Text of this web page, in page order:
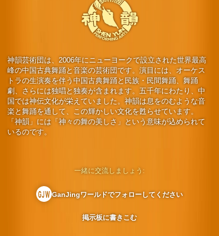
神韻芸術団は、2006年にニューヨークで設立された世界最高
峰の中国古典舞踊と音楽の芸術団です。演目には、オーケス
トラの生演奏を伴う中国古典舞踊と民族・民間舞踊、舞踊
劇、さらには独唱と独奏が含まれます。五千年にわたり、中
国では神伝文化が栄えていました。神韻は息をのむような音
楽と舞踊を通して、この輝かしい文化を甦らせています。
「神韻」には「神々の舞の美しさ」という意味が込められて
いるのです。
一緒に交流しましょう:
GanJingワールドでフォローしてください
掲示板に書きこむ